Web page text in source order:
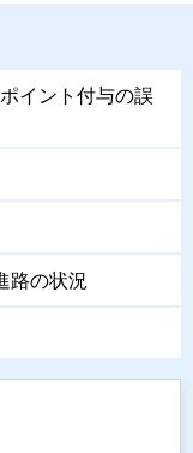
イント付与の誤
路の状況